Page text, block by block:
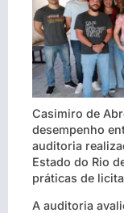
Casimiro de
desempenho
auditoria
Estado do Rio
práticas de
A auditoria